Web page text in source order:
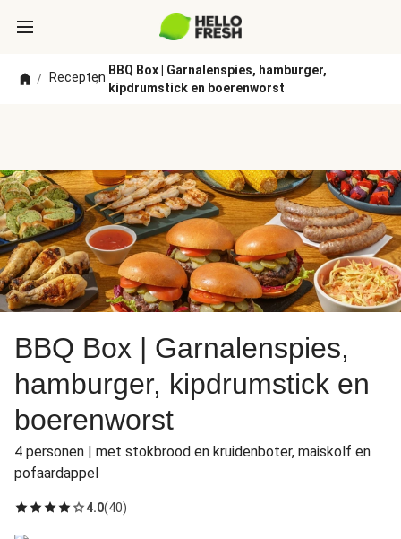
/ Recepten
/
BBQ Box | Garnalenspies, hamburger,
kipdrumstick en boerenworst
BBQ Box | Garnalenspies,
hamburger, kipdrumstick en
boerenworst
4 personen | met stokbrood en kruidenboter, maiskolf en
pofaardappel
4.0(40)